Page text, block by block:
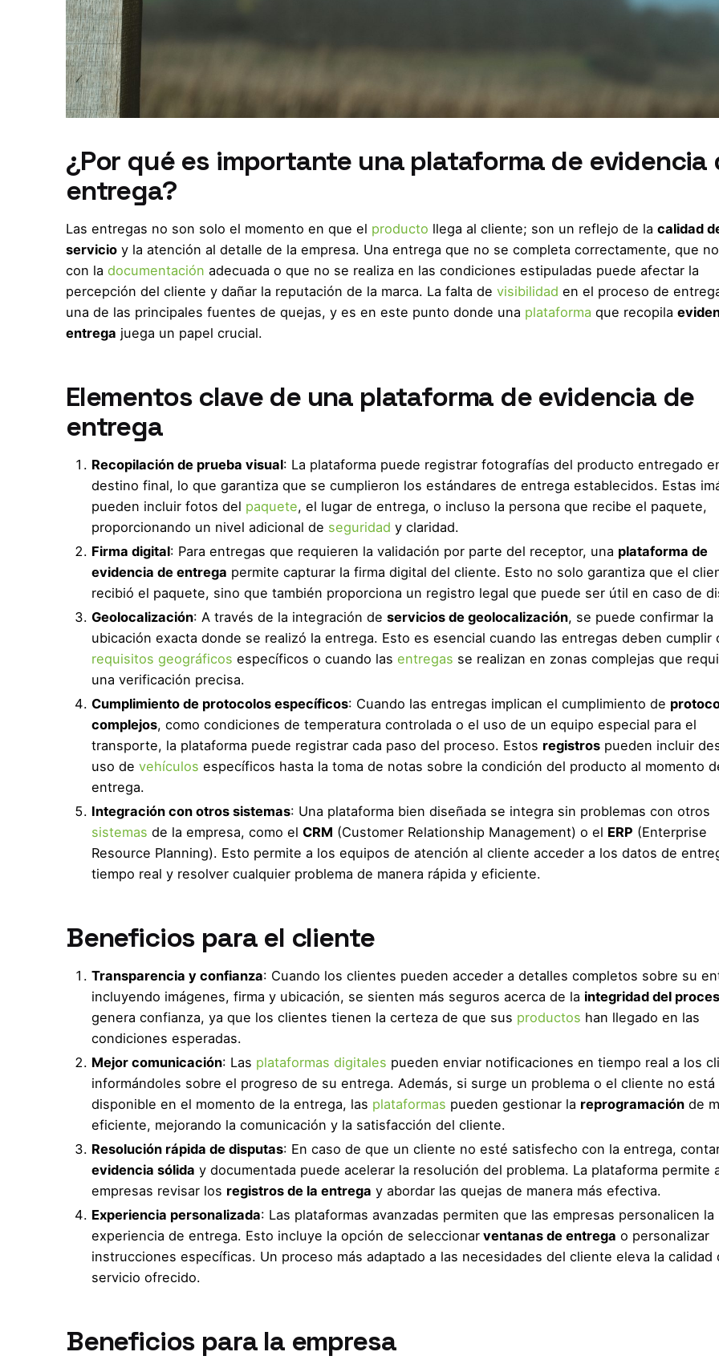
¿Por qué es importante una plataforma de evidencia
entrega?
Las entregas no son solo el momento en que el producto llega al cliente; son un reflejo de la calidad
servicio y la atención al detalle de la empresa. Una entrega que no se completa correctamente, que
con la documentación adecuada o que no se realiza en las condiciones estipuladas puede afectar la
percepción del cliente y dañar la reputación de la marca. La falta de visibilidad en el proceso de
una de las principales fuentes de quejas, y es en este punto donde una plataforma que recopila
entrega juega un papel crucial.
Elementos clave de una plataforma de evidencia de
entrega
Recopilación de prueba visual: La plataforma puede registrar fotografías del producto entregado
destino final, lo que garantiza que se cumplieron los estándares de entrega establecidos. Estas
pueden incluir fotos del paquete, el lugar de entrega, o incluso la persona que recibe el paquete,
proporcionando un nivel adicional de seguridad y claridad.
Firma digital: Para entregas que requieren la validación por parte del receptor, una plataforma de
evidencia de entrega permite capturar la firma digital del cliente. Esto no solo garantiza que el
recibió el paquete, sino que también proporciona un registro legal que puede ser útil en caso de
Geolocalización: A través de la integración de servicios de geolocalización, se puede confirmar la
ubicación exacta donde se realizó la entrega. Esto es esencial cuando las entregas deben cumplir
requisitos geográficos específicos o cuando las entregas se realizan en zonas complejas que
una verificación precisa.
Cumplimiento de protocolos específicos: Cuando las entregas implican el cumplimiento de
complejos, como condiciones de temperatura controlada o el uso de un equipo especial para el
transporte, la plataforma puede registrar cada paso del proceso. Estos registros pueden incluir
uso de vehículos específicos hasta la toma de notas sobre la condición del producto al momento
entrega.
Integración con otros sistemas: Una plataforma bien diseñada se integra sin problemas con otros
sistemas de la empresa, como el CRM (Customer Relationship Management) o el ERP (Enterprise
Resource Planning). Esto permite a los equipos de atención al cliente acceder a los datos de
tiempo real y resolver cualquier problema de manera rápida y eficiente.
Beneficios para el cliente
Transparencia y confianza: Cuando los clientes pueden acceder a detalles completos sobre su
incluyendo imágenes, firma y ubicación, se sienten más seguros acerca de la integridad del
genera confianza, ya que los clientes tienen la certeza de que sus productos han llegado en las
condiciones esperadas.
Mejor comunicación: Las plataformas digitales pueden enviar notificaciones en tiempo real a los
informándoles sobre el progreso de su entrega. Además, si surge un problema o el cliente no está
disponible en el momento de la entrega, las plataformas pueden gestionar la reprogramación de
eficiente, mejorando la comunicación y la satisfacción del cliente.
Resolución rápida de disputas: En caso de que un cliente no esté satisfecho con la entrega,
evidencia sólida y documentada puede acelerar la resolución del problema. La plataforma permite
empresas revisar los registros de la entrega y abordar las quejas de manera más efectiva.
Experiencia personalizada: Las plataformas avanzadas permiten que las empresas personalicen la
experiencia de entrega. Esto incluye la opción de seleccionar ventanas de entrega o personalizar
instrucciones específicas. Un proceso más adaptado a las necesidades del cliente eleva la calidad
servicio ofrecido.
Beneficios para la empresa